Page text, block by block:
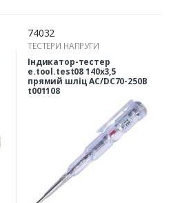
74032
ТЕСТЕРИ НАПРУГИ
Індикатор-тестер
e.tool.test08 140х3,5
прямий шліц АС/DC70-250В
t001108